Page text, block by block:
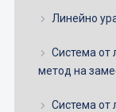
Линейно
Система от
метод на
Система от